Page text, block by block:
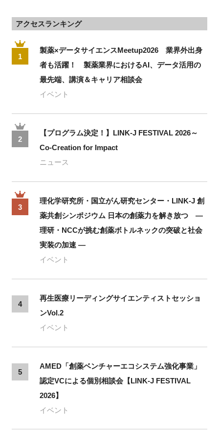
アクセスランキング
1
製薬×データサイエンスMeetup2026 業界外出身
者も活躍！ 製薬業界におけるAI、データ活用の
最先端、講演＆キャリア相談会
イベント
2
【プログラム決定！】LINK-J FESTIVAL 2026～
Co-Creation for Impact
ニュース
3
理化学研究所・国立がん研究センター・LINK-J 創
薬共創シンポジウム 日本の創薬力を解き放つ ―
理研・NCCが挑む創薬ボトルネックの突破と社会
実装の加速 ―
イベント
4
再生医療リーディングサイエンティストセッショ
ンVol.2
イベント
5
AMED「創薬ベンチャーエコシステム強化事業」
認定VCによる個別相談会【LINK-J FESTIVAL
2026】
イベント